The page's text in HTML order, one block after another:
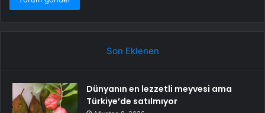
Son Eklenen
Dünyanın en lezzetli meyvesi ama
Türkiye’de satılmıyor